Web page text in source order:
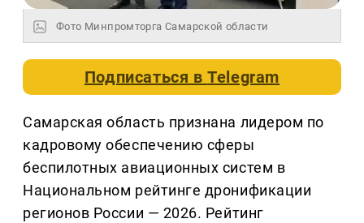
Фото Минпромторга Самарской области
Подписаться вTelegram
Самарская область признана лидером по
кадровому обеспечению сферы
беспилотных авиационных систем в
Национальном рейтинге дронификации
регионов России — 2026. Рейтинг